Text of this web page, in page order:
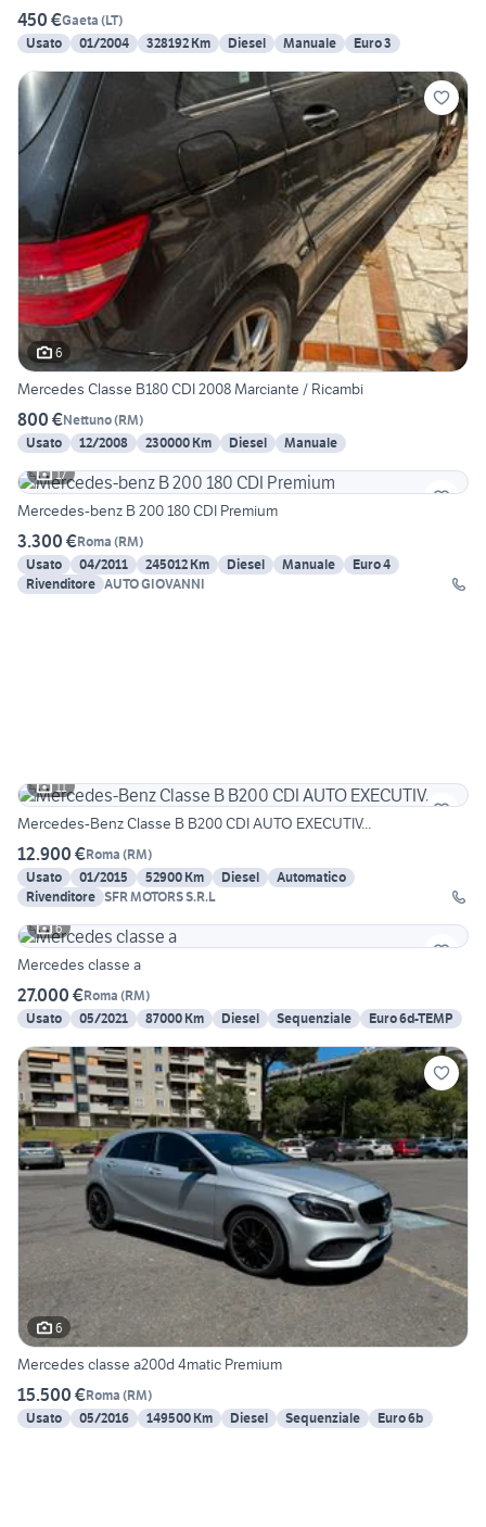
450 €Gaeta (LT)
Usato
01/2004 328192 Km Diesel Manuale Euro 3
6
Mercedes Classe B180 CDI 2008 Marciante / Ricambi
800 €Nettuno(RM)
Usato
12/2008 230000 Km Diesel
Manuale
17
Mercedes-benz B 200 180 CDI Premium
3.300 €Roma (RM)
Usato
04/2011 245012 Km Diesel Manuale
Euro 4
Rivenditore AUTO GIOVANNI
11
Mercedes-Benz Classe B B200 CDI AUTO EXECUTIV...
12.900 €Roma (RM)
Usato
01/2015 52900 Km Diesel
Automatico
Rivenditore SFR MOTORS S.R.L
6
Mercedes classe a
27.000 €Roma (RM)
Usato
05/2021 87000 Km Diesel Sequenziale Euro 6d-TEMP
6
Mercedes classe a200d 4matic Premium
15.500 €Roma (RM)
Usato
05/2016 149500 Km Diesel Sequenziale Euro 6b